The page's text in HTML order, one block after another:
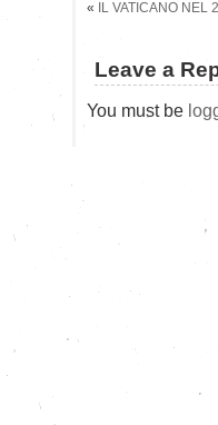
« IL VATICANO NEL
Leave a
You must be